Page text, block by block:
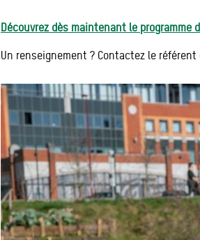
Découvrez dès maintenant le programme
Un renseignement ? Contactez le